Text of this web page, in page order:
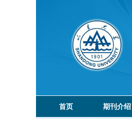
首页 期刊介绍